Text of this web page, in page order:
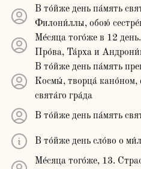
В то́йже день па́мять
Филони́ллы, обою́
Ме́сяца того́же в 12
Про́ва, Та́рха и
В то́йже день па́мять
Космы́, творца́ кано́ном,
свята́го гра́да
В то́йже день па́мять
В то́йже день сло́во о
Ме́сяца того́же, 13.